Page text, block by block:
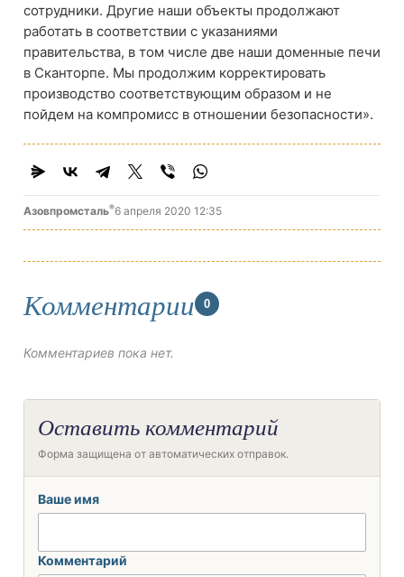
сотрудники. Другие наши объекты продолжают
работать в соответствии с указаниями
правительства, в том числе две наши доменные печи
в Сканторпе. Мы продолжим корректировать
производство соответствующим образом и не
пойдем на компромисс в отношении безопасности».
Азовпромсталь®6 апреля 2020 12:35
Комментарии 0
Комментариев пока нет.
Оставить комментарий
Форма защищена от автоматических отправок.
Ваше имя
Комментарий